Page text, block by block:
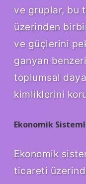
ve gruplar, bu
üzerinden
ve güçlerini
ganyan
toplumsal
kimliklerini
Ekonomik
Ekonomik
ticareti